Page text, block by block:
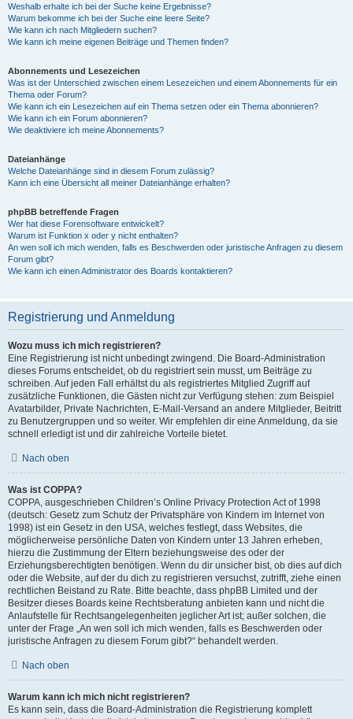
Weshalb erhalte ich bei der Suche keine Ergebnisse?
Warum bekomme ich bei der Suche eine leere Seite?
Wie kann ich nach Mitgliedern suchen?
Wie kann ich meine eigenen Beiträge und Themen finden?
Abonnements und Lesezeichen
Was ist der Unterschied zwischen einem Lesezeichen und einem Abonnements für ein
Thema oder Forum?
Wie kann ich ein Lesezeichen auf ein Thema setzen oder ein Thema abonnieren?
Wie kann ich ein Forum abonnieren?
Wie deaktiviere ich meine Abonnements?
Dateianhänge
Welche Dateianhänge sind in diesem Forum zulässig?
Kann ich eine Übersicht all meiner Dateianhänge erhalten?
phpBB betreffende Fragen
Wer hat diese Forensoftware entwickelt?
Warum ist Funktion x oder y nicht enthalten?
An wen soll ich mich wenden, falls es Beschwerden oder juristische Anfragen zu diesem
Forum gibt?
Wie kann ich einen Administrator des Boards kontaktieren?
Registrierung und Anmeldung
Wozu muss ich mich registrieren?
Eine Registrierung ist nicht unbedingt zwingend. Die Board-Administration
dieses Forums entscheidet, ob du registriert sein musst, um Beiträge zu
schreiben. Auf jeden Fall erhältst du als registriertes Mitglied Zugriff auf
zusätzliche Funktionen, die Gästen nicht zur Verfügung stehen: zum Beispiel
Avatarbilder, Private Nachrichten, E-Mail-Versand an andere Mitglieder, Beitritt
zu Benutzergruppen und so weiter. Wir empfehlen dir eine Anmeldung, da sie
schnell erledigt ist und dir zahlreiche Vorteile bietet.
Nach oben
Was ist COPPA?
COPPA, ausgeschrieben Children’s Online Privacy Protection Act of 1998
(deutsch: Gesetz zum Schutz der Privatsphäre von Kindern im Internet von
1998) ist ein Gesetz in den USA, welches festlegt, dass Websites, die
möglicherweise persönliche Daten von Kindern unter 13 Jahren erheben,
hierzu die Zustimmung der Eltern beziehungsweise des oder der
Erziehungsberechtigten benötigen. Wenn du dir unsicher bist, ob dies auf dich
oder die Website, auf der du dich zu registrieren versuchst, zutrifft, ziehe einen
rechtlichen Beistand zu Rate. Bitte beachte, dass phpBB Limited und der
Besitzer dieses Boards keine Rechtsberatung anbieten kann und nicht die
Anlaufstelle für Rechtsangelegenheiten jeglicher Art ist; außer solchen, die
unter der Frage „An wen soll ich mich wenden, falls es Beschwerden oder
juristische Anfragen zu diesem Forum gibt?“ behandelt werden.
Nach oben
Warum kann ich mich nicht registrieren?
Es kann sein, dass die Board-Administration die Registrierung komplett